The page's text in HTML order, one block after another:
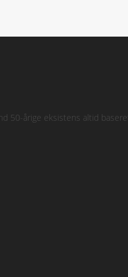
50-årige eksistens altid